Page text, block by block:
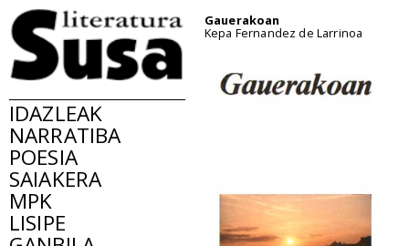
IDAZLEAK
NARRATIBA
POESIA
SAIAKERA
MPK
LISIPE
Gauerakoan
Kepa Fernandez de Larrinoa